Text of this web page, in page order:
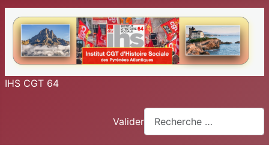
IHS CGT 64
Valider